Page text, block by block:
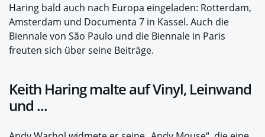
Haring bald auch nach Europa eingeladen: Rotterdam,
Amsterdam und Documenta 7 in Kassel. Auch die
Biennale von São Paulo und die Biennale in Paris
freuten sich über seine Beiträge.
Keith Haring malte auf Vinyl, Leinwand
und ...